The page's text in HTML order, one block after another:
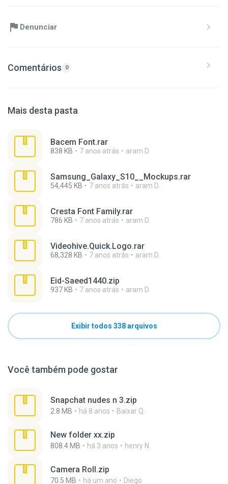
Denunciar
Comentários 0
Mais desta pasta
Bacem Font.rar
838 KB 7 anos atrás aram D.
Samsung_Galaxy_S10__Mockups.rar
54,445 KB 7 anos atrás aram D.
Cresta Font Family.rar
786 KB 7 anos atrás aram D.
Videohive.Quick.Logo.rar
68,328 KB 7 anos atrás aram D.
Eid-Saeed1440.zip
937 KB 7 anos atrás aram D.
Exibir todos 338 arquivos
Você também pode gostar
Snapchat nudes n 3.zip
2.8 MB há 8 anos Baixar Q.
New folder xx.zip
808.4 MB há 3 anos henry N.
Camera Roll.zip
70.5 MB há um ano Diego